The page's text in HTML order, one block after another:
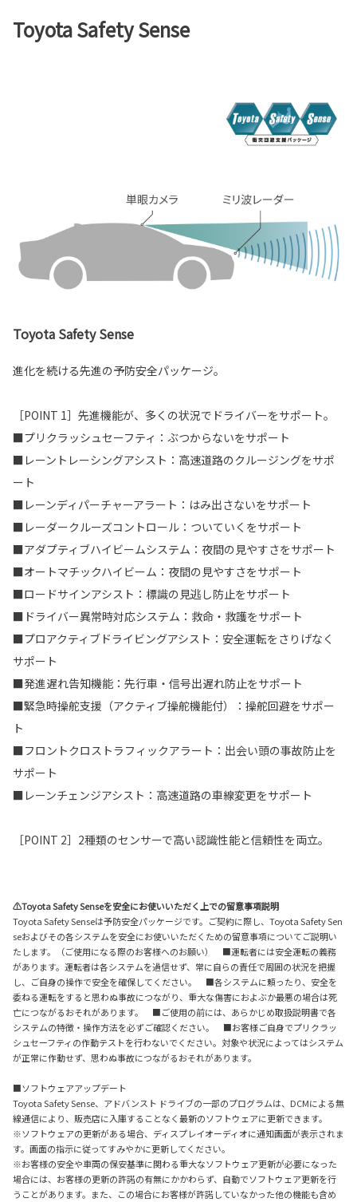
Toyota Safety Sense
Toyota Safety Sense
進化を続ける先進の予防安全パッケージ。
［POINT 1］先進機能が、多くの状況でドライバーをサポート。
■プリクラッシュセーフティ：ぶつからないをサポート
■レーントレーシングアシスト：高速道路のクルージングをサポ
ート
■レーンディパーチャーアラート：はみ出さないをサポート
■レーダークルーズコントロール：ついていくをサポート
■アダプティブハイビームシステム：夜間の見やすさをサポート
■オートマチックハイビーム：夜間の見やすさをサポート
■ロードサインアシスト：標識の見逃し防止をサポート
■ドライバー異常時対応システム：救命・救護をサポート
■プロアクティブドライビングアシスト：安全運転をさりげなく
サポート
■発進遅れ告知機能：先行車・信号出遅れ防止をサポート
■緊急時操舵支援（アクティブ操舵機能付）：操舵回避をサポー
ト
■フロントクロストラフィックアラート：出会い頭の事故防止を
サポート
■レーンチェンジアシスト：高速道路の車線変更をサポート
［POINT 2］2種類のセンサーで高い認識性能と信頼性を両立。
⚠Toyota Safety Senseを安全にお使いいただく上での留意事項説明
Toyota Safety Senseは予防安全パッケージです。ご契約に際し、Toyota Safety Sen
seおよびその各システムを安全にお使いいただくための留意事項についてご説明い
たします。（ご使用になる際のお客様へのお願い） ■運転者には安全運転の義務
があります。運転者は各システムを過信せず、常に自らの責任で周囲の状況を把握
し、ご自身の操作で安全を確保してください。 ■各システムに頼ったり、安全を
委ねる運転をすると思わぬ事故につながり、重大な傷害におよぶか最悪の場合は死
亡につながるおそれがあります。 ■ご使用の前には、あらかじめ取扱説明書で各
システムの特徴・操作方法を必ずご確認ください。 ■お客様ご自身でプリクラッ
シュセーフティの作動テストを行わないでください。対象や状況によってはシステム
が正常に作動せず、思わぬ事故につながるおそれがあります。
■ソフトウェアアップデート
Toyota Safety Sense、アドバンスト ドライブの一部のプログラムは、DCMによる無
線通信により、販売店に入庫することなく最新のソフトウェアに更新できます。
※ソフトウェアの更新がある場合、ディスプレイオーディオに通知画面が表示されま
す。画面の指示に従ってすみやかに更新してください。
※お客様の安全や車両の保安基準に関わる重大なソフトウェア更新が必要になった
場合には、お客様の更新の許諾の有無にかかわらず、自動でソフトウェア更新を行
うことがあります。また、この場合にお客様が許諾していなかった他の機能も含め